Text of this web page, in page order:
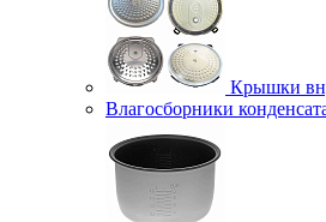
Крышки
Влагосборники